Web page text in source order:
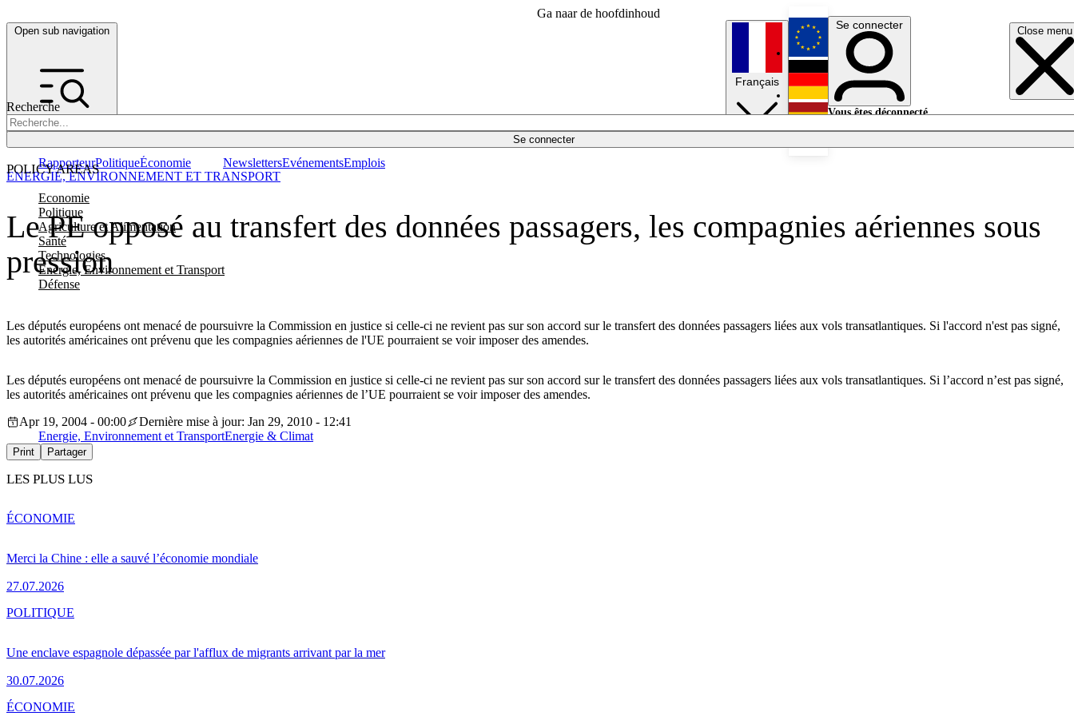
Ga naar de hoofdinhoud
Open sub navigation Close menu
Recherche
Se connecter
POLICY AREAS
Economie
Politique
Agriculture et Alimentation
Santé
Technologies
Energie, Environnement et Transport
Défense
RapporteurPolitiqueÉconomie NewslettersEvénementsEmplois
Français
English
Deutsch
Se connecter
Vous êtes déconnecté.
Le PE opposé au transfert des données passagers, les compagnies aériennes sous
pression
Les députés européens ont menacé de poursuivre la Commission en justice si celle-ci ne revient pas sur son accord sur le transfert des données passagers liées aux vols transatlantiques. Si l'accord n'est pas signé,
les autorités américaines ont prévenu que les compagnies aériennes de l'UE pourraient se voir imposer des amendes.
ENERGIE, ENVIRONNEMENT ET TRANSPORT
Les députés européens ont menacé de poursuivre la Commission en justice si celle-ci ne revient pas sur son accord sur le transfert des données passagers liées aux vols transatlantiques. Si l’accord n’est pas signé,
les autorités américaines ont prévenu que les compagnies aériennes de l’UE pourraient se voir imposer des amendes.
Apr 19, 2004 - 00:00
Dernière mise à jour: Jan 29, 2010 - 12:41
Energie, Environnement et TransportEnergie & Climat
Print Partager
LES PLUS LUS
Merci la Chine : elle a sauvé l’économie mondiale
27.07.2026
ÉCONOMIE
Une enclave espagnole dépassée par l'afflux de migrants arrivant par la mer
30.07.2026
POLITIQUE
ÉCONOMIE